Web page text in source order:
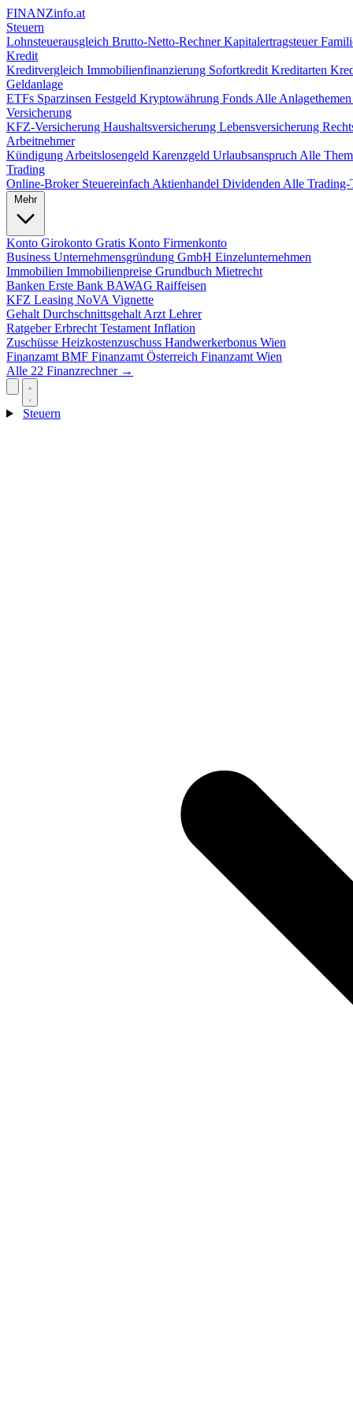
FINANZinfo.at
Steuern
Lohnsteuerausgleich Brutto-Netto-RechnerKapitalertragsteuer
Kredit
Kreditvergleich Immobilienfinanzierung Sofortkredit Kreditarten
Geldanlage
ETFs Sparzinsen Festgeld Kryptowährung Fonds Alle
Versicherung
KFZ-Versicherung Haushaltsversicherung Lebensversicherung
Arbeitnehmer
Kündigung Arbeitslosengeld Karenzgeld Urlaubsanspruch Alle
Trading
Online-Broker Steuereinfach Aktienhandel Dividenden Alle
Mehr
Konto Girokonto Gratis Konto Firmenkonto
Business Unternehmensgründung GmbH Einzelunternehmen
Immobilien Immobilienpreise Grundbuch Mietrecht
Banken Erste Bank BAWAG Raiffeisen
KFZ Leasing NoVA Vignette
Gehalt Durchschnittsgehalt Arzt Lehrer
RatgeberErbrecht Testament Inflation
Zuschüsse Heizkostenzuschuss Handwerkerbonus Wien
Finanzamt BMF Finanzamt Österreich Finanzamt Wien
Alle 22 Finanzrechner →
Steuern